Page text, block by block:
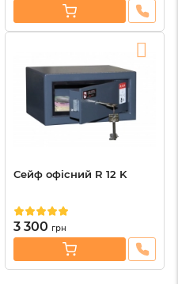
Сейф офісний R 12 K
3 300 грн